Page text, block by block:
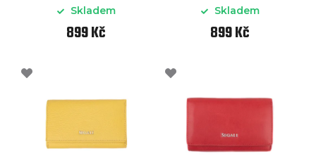
Skladem
899 Kč
Skladem
899 Kč